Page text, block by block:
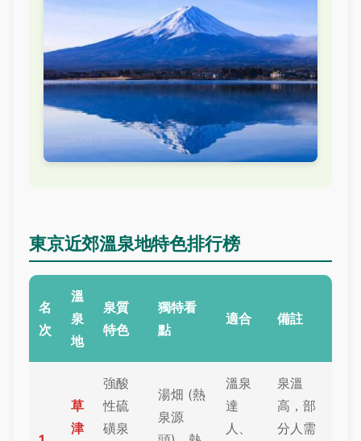
東京近郊溫泉地特色排行榜
名
次
溫
泉
地
泉質
特色
獨特看
點
適合 備註
草
津
強酸
性硫
磺泉
湯畑 (熱
泉源
溫泉
達
人、
泉溫
高，部
分人需